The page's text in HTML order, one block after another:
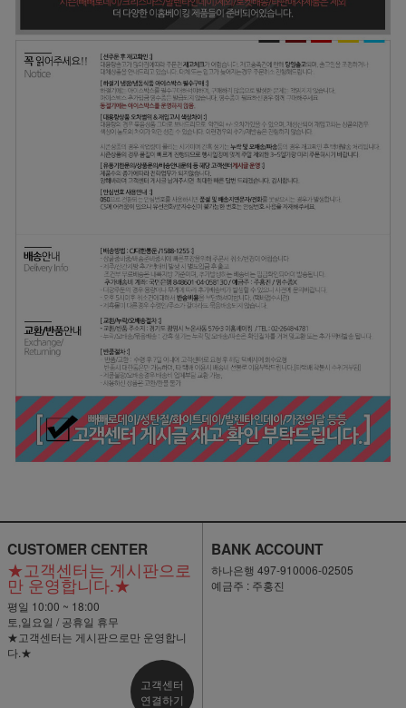
CUSTOMER CENTER
★고객센터는 게시판으로
만 운영합니다.★
평일 10:00 ~ 18:00
토,일요일 / 공휴일 휴무
★고객센터는 게시판으로만 운영합니
다.★
고객센터
연결하기
BANK ACCOUNT
하나은행 497-910006-02505
예금주 : 주홍진